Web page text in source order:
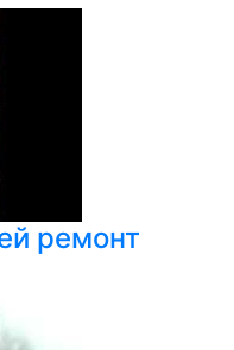
ремонт